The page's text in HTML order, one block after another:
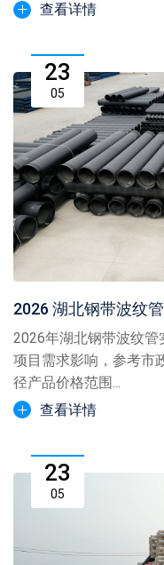
查看详情
23
05
2026 湖北钢带波纹
2026年湖北钢带波纹管
项目需求影响，参考市
径产品价格范围...
查看详情
23
05